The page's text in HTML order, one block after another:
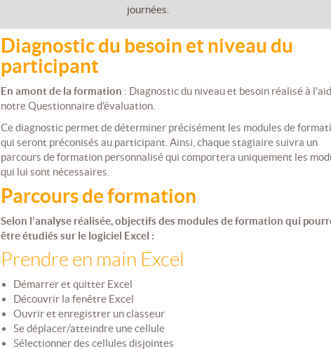
journées.
Diagnostic du besoin et niveau du
participant
En amont de la formation : Diagnostic du niveau et besoin réalisé à
notre Questionnaire d'évaluation.
Ce diagnostic permet de déterminer précisément les modules de
qui seront préconisés au participant. Ainsi, chaque stagiaire suivra un
parcours de formation personnalisé qui comportera uniquement les
qui lui sont nécessaires.
Parcours de formation
Selon l'analyse réalisée, objectifs des modules de formation qui
être étudiés sur le logiciel Excel :
Prendre en main Excel
Démarrer et quitter Excel
Découvrir la fenêtre Excel
Ouvrir et enregistrer un classeur
Se déplacer/atteindre une cellule
Sélectionner des cellules disjointes